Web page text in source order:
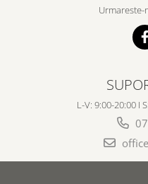
Urmareste-
L-V: 9:00-20:00 I